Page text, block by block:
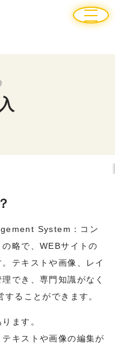
System：コン
略で、WEBサイトの
テキストや画像、レイ
でき、専門知識がなく
ることができます。
ます。
キストや画像の編集が